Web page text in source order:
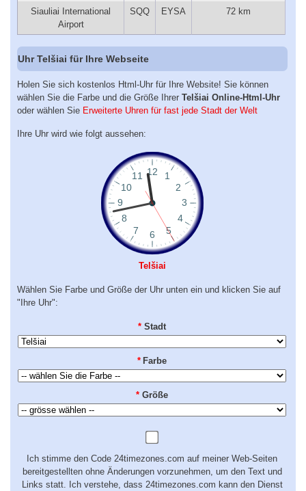
Siauliai International
Airport
SQQ EYSA 72 km
Uhr Telšiai für Ihre Webseite
Holen Sie sich kostenlos Html-Uhr für Ihre Website! Sie können
wählen Sie die Farbe und die Größe Ihrer Telšiai Online-Html-Uhr
oder wählen Sie Erweiterte Uhren für fast jede Stadt der Welt
Ihre Uhr wird wie folgt aussehen:
Telšiai
Wählen Sie Farbe und Größe der Uhr unten ein und klicken Sie auf
"Ihre Uhr":
* Stadt
* Farbe
* Größe
Ich stimme den Code 24timezones.com auf meiner Web-Seiten
bereitgestellten ohne Änderungen vorzunehmen, um den Text und
Links statt. Ich verstehe, dass 24timezones.com kann den Dienst